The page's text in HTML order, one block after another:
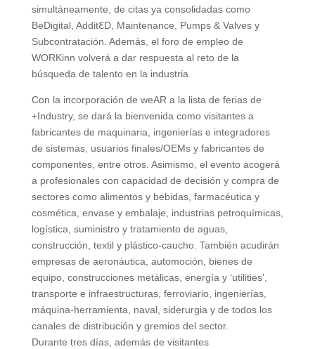
simultáneamente, de citas ya consolidadas como
BeDigital, AdditꜪD, Maintenance, Pumps & Valves y
Subcontratación. Además, el foro de empleo de
WORKinn volverá a dar respuesta al reto de la
búsqueda de talento en la industria.
Con la incorporación de weAR a la lista de ferias de
+Industry, se dará la bienvenida como visitantes a
fabricantes de maquinaria, ingenierías e integradores
de sistemas, usuarios finales/OEMs y fabricantes de
componentes, entre otros. Asimismo, el evento acogerá
a profesionales con capacidad de decisión y compra de
sectores como alimentos y bebidas, farmacéutica y
cosmética, envase y embalaje, industrias petroquímicas,
logística, suministro y tratamiento de aguas,
construcción, textil y plástico-caucho. También acudirán
empresas de aeronáutica, automoción, bienes de
equipo, construcciones metálicas, energía y ‘utilities’,
transporte e infraestructuras, ferroviario, ingenierías,
máquina-herramienta, naval, siderurgia y de todos los
canales de distribución y gremios del sector.
Durante tres días, además de visitantes